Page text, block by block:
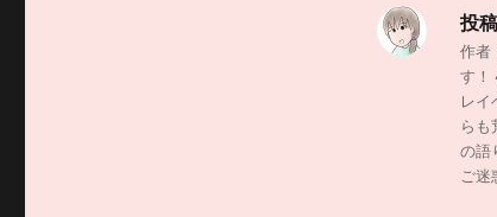
投
作者
す！
レ
らも
の語
ご迷